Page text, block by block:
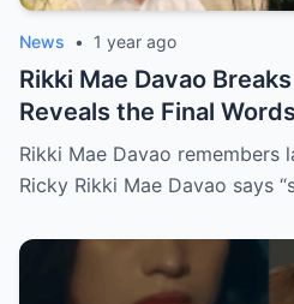
News • 1 year ago
Rikki Mae Davao
Reveals the Final
Her Father Ricky Davao
— A Tearful Memory
Message Behind Their
Rikki Mae Davao remembers
Ricky Rikki Mae Davao says